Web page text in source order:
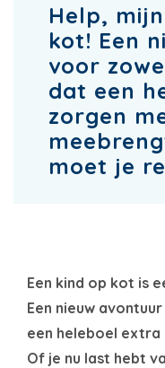
Help,
kot! Een
voor
dat een
zorgen
moet je
Een kind op kot is
Een nieuw
een heleboel
Of je nu last hebt